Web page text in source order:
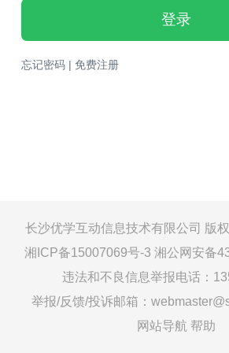
登录
忘记密码| 免费注册
长沙优学互动信息技术有限公司 版
湘ICP备15007069号-3 湘公网安备
违法和不良信息举报电话：
举报/反馈/投诉邮箱：
网站导航 帮助